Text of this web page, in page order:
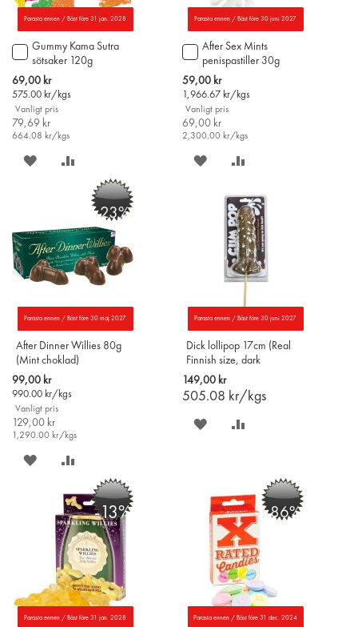
Parasta ennen / Bäst före 31 jan. 2028
Gummy Kama Sutra
sötsaker 120g
Special
Price
69,00 kr
575.00 kr/kgs
Vanligt pris
79,69 kr
664.08 kr/kgs
Lägg
till
i
varukorgen
SPARA
ÖNSKELISTAN
JÄMFÖR
Parasta ennen / Bäst före 30 juni 2027
After Sex Mints
penispastiller 30g
Special
Price
59,00 kr
1,966.67 kr/kgs
Vanligt pris
69,00 kr
2,300.00 kr/kgs
Lägg
till
i
varukorgen
SPARA
ÖNSKELISTAN
JÄMFÖR
-23%
Parasta ennen / Bäst före 30 maj 2027
After Dinner Willies 80g
(Mint choklad)
Special
Price
99,00 kr
990.00 kr/kgs
Vanligt pris
129,00 kr
1,290.00 kr/kgs
SPARA
ÖNSKELISTAN
JÄMFÖR
Parasta ennen / Bäst före 30 juni 2027
Dick lollipop 17cm (Real
Finnish size, dark
chocolate)
149,00 kr
505.08 kr/kgs
SPARA
ÖNSKELISTAN
JÄMFÖR
-13%
Parasta ennen / Bäst före 31 jan. 2028 Parasta ennen / Bäst före 31 dec. 2024
-86%